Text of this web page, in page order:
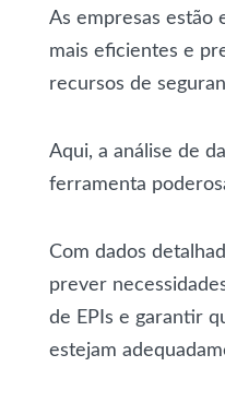
As empresas estão
mais eficientes e
recursos de
Aqui, a análise de
ferramenta
Com dados
prever
de EPIs e garantir
estejam